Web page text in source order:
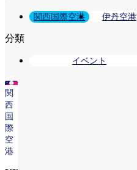
関西国際空港 伊丹空港
分類
イベント
関
西
国
際
空
港